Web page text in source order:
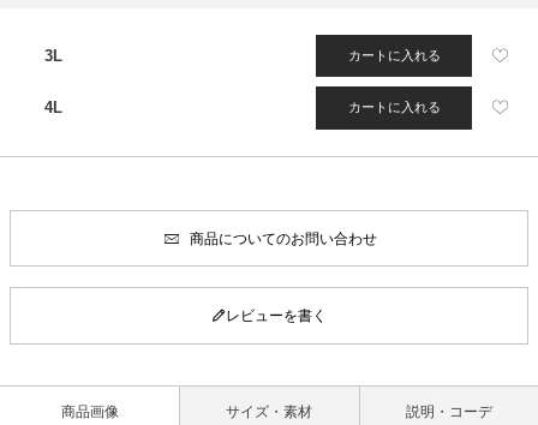
3L カートに入れる
4L カートに入れる
商品についてのお問い合わせ
レビューを書く
商品画像 サイズ・素材 説明・コーデ